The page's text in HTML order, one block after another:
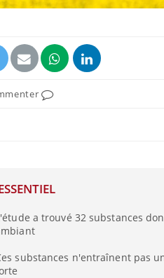
a trouvé 32 substances
substances n'entraînent pas